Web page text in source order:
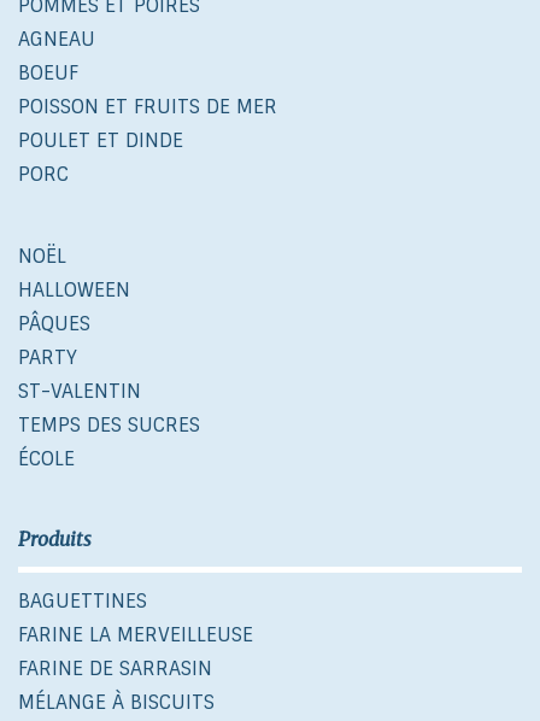
AGNEAU
BOEUF
POISSON ET FRUITS DE MER
POULET ET DINDE
PORC
NOËL
HALLOWEEN
PÂQUES
PARTY
ST-VALENTIN
TEMPS DES SUCRES
ÉCOLE
Produits
BAGUETTINES
FARINE LA MERVEILLEUSE
FARINE DE SARRASIN
MÉLANGE À BISCUITS